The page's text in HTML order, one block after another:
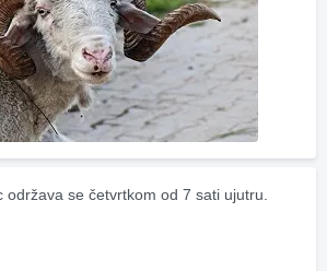
održava se četvrtkom od 7 sati ujutru.